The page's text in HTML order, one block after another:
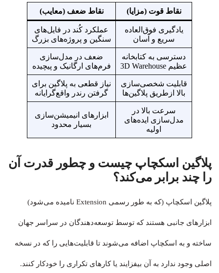
نقاط قوت (مزایا) نقاط ضعف (معایب)
یادگیری فوق‌العاده
سریع و آسان
عملکرد کُند در فایل‌های
سنگین و پروژه‌های بزرگ
دسترسی به کتابخانه
عظیم 3D Warehouse
ضعف در مدل‌سازی
فرم‌های ارگانیک و پیچیده
قابلیت شخصی‌سازی
بالا ازطریق پلاگین‌ها
نیاز قطعی به پلاگین برای
گرفتن رندر واقع‌گرایانه
سرعت بالا در
مدل‌سازی ایده‌های
اولیه
ابزارهای انیمیشن‌سازی
بسیار محدود
پلاگین اسکچاپ چیست و چطور قدرت آن
را چند برابر می‌کند؟
پلاگین اسکچاپ (که به طور رسمی Extension نامیده می‌شود)
ابزارهای جانبی هستند که توسط توسعه‌دهندگان در سراسر جهان
ساخته و به اسکچاپ اضافه می‌شوند تا قابلیت‌هایی را که در نسخه
اصلی وجود ندارد به آن بیفزایند یا کارهای تکراری را خودکار کنند.